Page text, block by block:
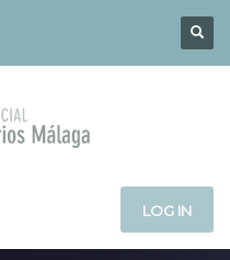
LOG IN